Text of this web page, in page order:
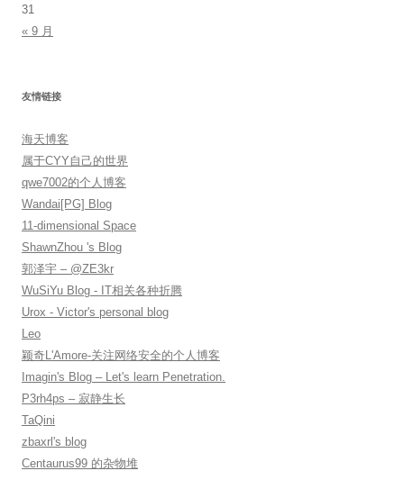
31
« 9 月
友情链接
海天博客
属于CYY自己的世界
qwe7002的个人博客
Wandai[PG] Blog
11-dimensional Space
ShawnZhou 's Blog
郭泽宇 – @ZE3kr
WuSiYu Blog - IT相关各种折腾
Urox - Victor's personal blog
Leo
颖奇L'Amore-关注网络安全的个人博客
Imagin's Blog – Let's learn Penetration.
P3rh4ps – 寂静生长
TaQini
zbaxrl's blog
Centaurus99 的杂物堆